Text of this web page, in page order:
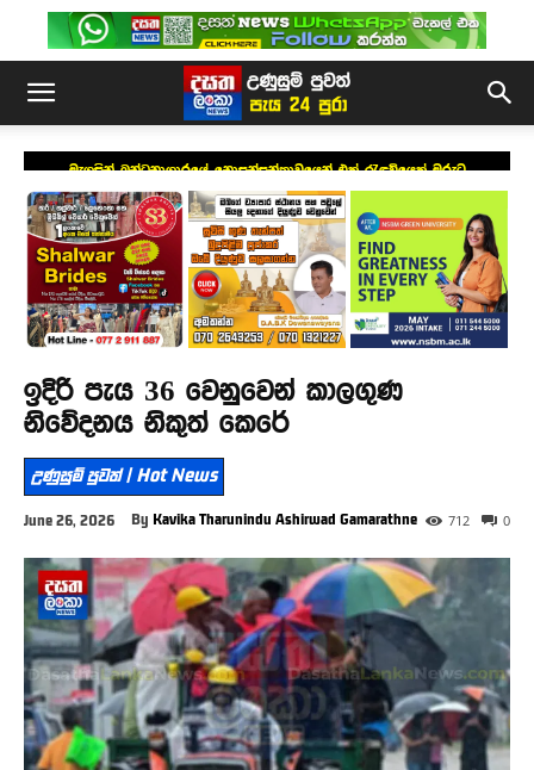
මැගසින් බන්ධනාගාරයේ නොසන්සුන්තාවයෙන් එක් රැඳවියෙක් මරුට
ඉදිරි පැය 36 වෙනුවෙන් කාලගුණ
නිවේදනය නිකුත් කෙරේ
උණුසුම් පුවත් | Hot News
June 26, 2026 By Kavika Tharunindu Ashirwad Gamarathne 0
712